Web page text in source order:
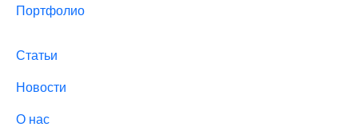
Портфолио
Статьи
Новости
О нас